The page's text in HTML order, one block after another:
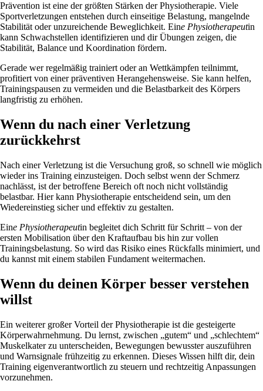
Prävention ist eine der größten Stärken der Physiotherapie. Viele
Sportverletzungen entstehen durch einseitige Belastung, mangelnde
Stabilität oder unzureichende Beweglichkeit. Eine Physiotherapeutin
kann Schwachstellen identifizieren und dir Übungen zeigen, die
Stabilität, Balance und Koordination fördern.
Gerade wer regelmäßig trainiert oder an Wettkämpfen teilnimmt,
profitiert von einer präventiven Herangehensweise. Sie kann helfen,
Trainingspausen zu vermeiden und die Belastbarkeit des Körpers
langfristig zu erhöhen.
Wenn du nach einer Verletzung
zurückkehrst
Nach einer Verletzung ist die Versuchung groß, so schnell wie möglich
wieder ins Training einzusteigen. Doch selbst wenn der Schmerz
nachlässt, ist der betroffene Bereich oft noch nicht vollständig
belastbar. Hier kann Physiotherapie entscheidend sein, um den
Wiedereinstieg sicher und effektiv zu gestalten.
Eine Physiotherapeutin begleitet dich Schritt für Schritt – von der
ersten Mobilisation über den Kraftaufbau bis hin zur vollen
Trainingsbelastung. So wird das Risiko eines Rückfalls minimiert, und
du kannst mit einem stabilen Fundament weitermachen.
Wenn du deinen Körper besser verstehen
willst
Ein weiterer großer Vorteil der Physiotherapie ist die gesteigerte
Körperwahrnehmung. Du lernst, zwischen „gutem“ und „schlechtem“
Muskelkater zu unterscheiden, Bewegungen bewusster auszuführen
und Warnsignale frühzeitig zu erkennen. Dieses Wissen hilft dir, dein
Training eigenverantwortlich zu steuern und rechtzeitig Anpassungen
vorzunehmen.